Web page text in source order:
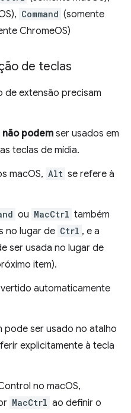
Command (somente
ChromeOS)
de teclas
de extensão precisam
não podem ser usados em
teclas de mídia.
macOS, Alt se refere à
ou MacCtrl também
no lugar de Ctrl , e a
ser usada no lugar de
item).
automaticamente
pode ser usado no atalho
explicitamente à tecla
no macOS,
MacCtrl ao definir o